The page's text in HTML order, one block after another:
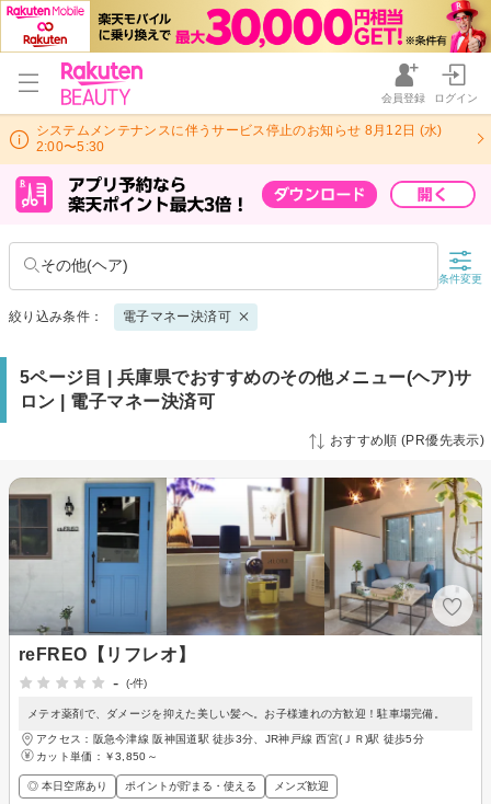
会員登録 ログイン
システムメンテナンスに伴うサービス停止のお知らせ 8月12日 (水)
2:00〜5:30
その他(ヘア)
条件変更
絞り込み条件： 電子マネー決済可
5ページ目 | 兵庫県でおすすめのその他メニュー(ヘア)サ
ロン | 電子マネー決済可
おすすめ順 (PR優先表示)
reFREO【リフレオ】
-
(-件)
メテオ薬剤で、ダメージを抑えた美しい髪へ。お子様連れの方歓迎！駐車場完備。
アクセス：阪急今津線 阪神国道駅 徒歩3分、JR神戸線 西宮(ＪＲ)駅 徒歩5分
カット単価： ￥3,850～
◎ 本日空席あり ポイントが貯まる・使える メンズ歓迎